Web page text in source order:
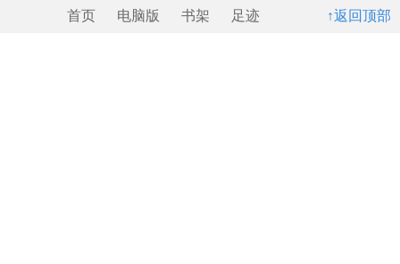
↑返回顶部
首页 电脑版 书架 足迹